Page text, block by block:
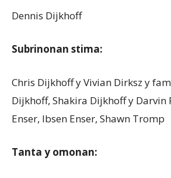
Dennis Dijkhoff
Subrinonan stima:
Chris Dijkhoff y Vivian Dirksz y
Dijkhoff, Shakira Dijkhoff y Darvin
Enser, Ibsen Enser, Shawn Tromp
Tanta y omonan: